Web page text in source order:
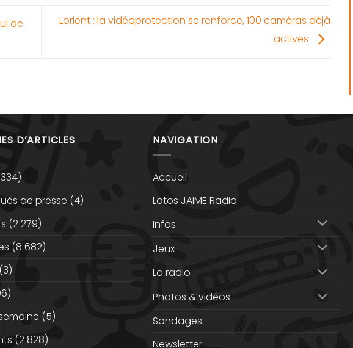
de
Lorient : la vidéoprotection se renforce, 100 caméras déjà
actives
D’ARTICLES
de presse (4)
(2 279)
(8 682)
(3)
(5)
(2 828)
NAVIGATION
Accueil
Lotos JAIME Radio
Infos
Jeux
La radio
Photos & vidéos
Sondages
Newsletter